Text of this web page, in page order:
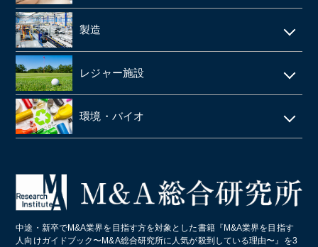
動物病院
歯科
眼科クリニック
医薬品卸
障害者施設 ・就労継続支援施設
清酒酒造・酒蔵
お弁当・惣菜屋
給食・テイクアウト・配達飲食
ラーメン屋
居酒屋
スーパーマーケット
FC(フランチャイズ加盟店)
ドラッグストア
LPガス
警備
エステサロン
ネイルサロン
税理士事務所・会計事務所
コールセンター
スポーツクラブ・フィットネスクラブ
葬儀
製造
印刷
塗料・塗料卸売メーカー
段ボール
造船業・重機・プラント業界
レジャー施設
ゴルフ場
クライミングジム・ボルダリングジム
環境・バイオ
中途・新卒でM&A業界を目指す方を対象とした書籍『M&A業界を目指す
人向けガイドブック〜M&A総合研究所に人気が殺到している理由〜』を3